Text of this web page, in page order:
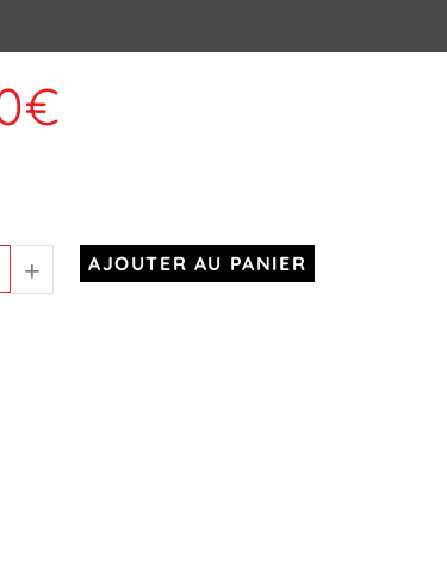
€
+ AJOUTER AU PANIER